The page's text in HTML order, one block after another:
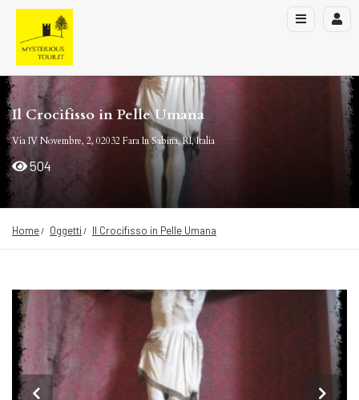
Il Crocifisso in Pelle Umana
Via IV Novembre, 2, 02032 Fara In Sabina, RI, Italia
504
Home Oggetti Il Crocifisso in Pelle Umana